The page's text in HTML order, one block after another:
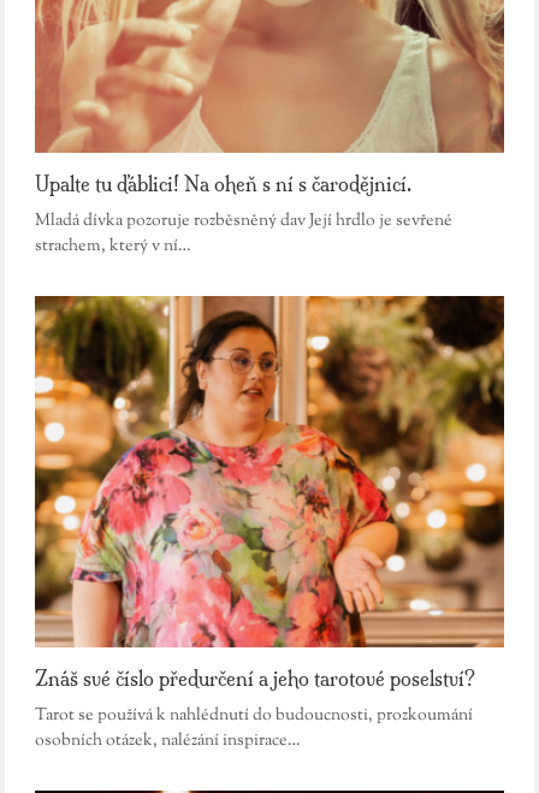
Upalte tu ďáblici! Na oheň s ní s čarodějnicí.
Mladá dívka pozoruje rozběsněný dav Její hrdlo je sevřené
strachem, který v ní…
Znáš své číslo předurčení a jeho tarotové poselství?
Tarot se používá k nahlédnutí do budoucnosti, prozkoumání
osobních otázek, nalézání inspirace…